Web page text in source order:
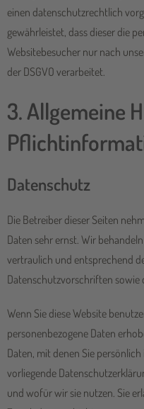
einen datenschutzrechtlich
gewährleistet, dass dieser die
Websitebesucher nur nach
der DSGVO verarbeitet.
3. Allgemeine
Datenschutz
Die Betreiber dieser Seiten
Daten sehr ernst. Wir
vertraulich und entsprechend
Datenschutzvorschriften sowie
Wenn Sie diese Website
personenbezogene Daten
Daten, mit denen Sie
vorliegende
und wofür wir sie nutzen. Sie